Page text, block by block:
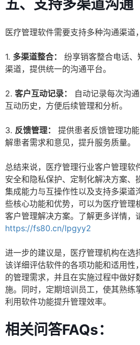
五、支持多渠道沟通
医疗管理软件需要支持多种沟通渠道
1. 多渠道整合：
纷享销客整合电话
渠道，提供统一的沟通平台。
2. 客户互动记录：
自动记录每次沟
互动历史，方便后续管理和分析。
3. 反馈管理：
提供患者反馈管理功
解患者需求和意见，提升服务质量。
总结来说，医疗管理行业客户管理软
安全和隐私保护、定制化解决方案、
集成能力与互操作性以及支持多渠道
些核心功能和优势，可以为医疗管理
客户管理解决方案。了解更多详情，
https://fs80.cn/lpgyy2
进一步的建议是，医疗管理机构在选
该详细评估软件的各项功能和适用性
的管理需求，并且在实施过程中做好
施。同时，定期培训员工，使其熟练
利用软件功能提升管理效率。
相关问答FAQs：